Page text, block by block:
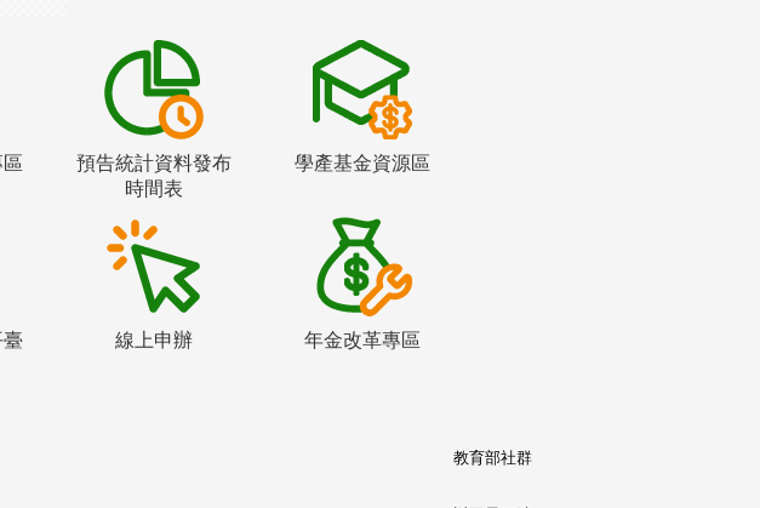
預告統計資料發布
時間表
學產基金資源區
線上申辦 年金改革專區
教育部社群